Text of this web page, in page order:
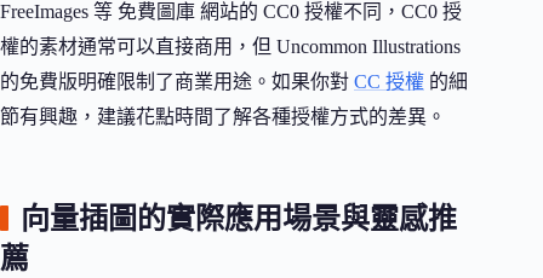
FreeImages 等 免費圖庫 網站的 CC0 授權不同，CC0 授
權的素材通常可以直接商用，但 Uncommon Illustrations
的免費版明確限制了商業用途。如果你對 CC 授權 的細
節有興趣，建議花點時間了解各種授權方式的差異。
向量插圖的實際應用場景與靈感推
薦